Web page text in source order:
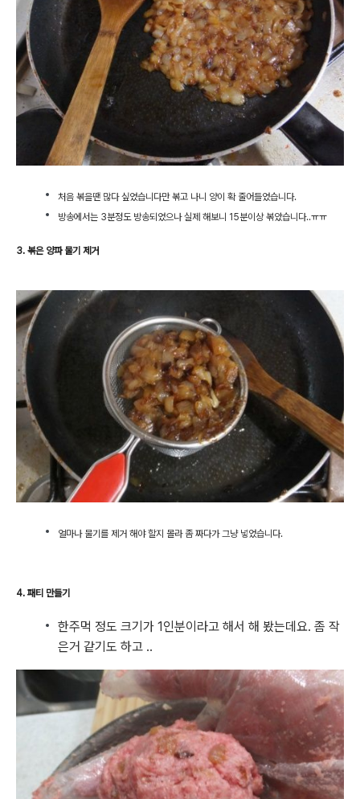
처음 볶을땐 많다 싶었습니다만 볶고 나니 양이 확 줄어들었습니다.
방송에서는 3분정도 방송되었으나 실제 해보니 15분이상 볶았습니다..ㅠㅠ
3. 볶은 양파 물기 제거
얼마나 물기를 제거 해야 할지 몰라 좀 짜다가 그냥 넣었습니다.
4. 패티 만들기
한주먹 정도 크기가 1인분이라고 해서 해 봤는데요. 좀 작
은거 같기도 하고 ..